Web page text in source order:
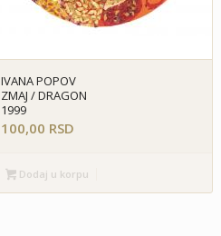
IVANA POPOV
ZMAJ / DRAGON
1999
100,00 RSD
Dodaj u korpu